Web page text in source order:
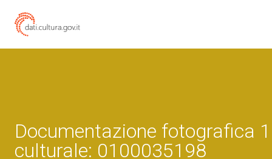
Documentazione fotografica
culturale: 0100035198